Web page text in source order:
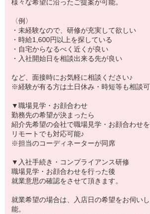
様々な希望に沿ったご提案が可能。
〈例〉
・未経験なので、研修が充実して欲しい
・時給1,600円以上を探している
・自宅からなるべく近くが良い
・入社開始日を相談出来る先が良い
など、面接時にお気軽に相談ください♪
※経験が有る方は土日休み・時短等も相談
▼職場見学・お顔合わせ
勤務先の希望が決まったら
紹介先希望の会社で職場見学・お顔合わせを
リモートでも対応可能♪
※担当のコーディネーターが同席
▼入社手続き・コンプライアンス研修
職場見学・お顔合わせを行った後
就業意思の確認をさせて頂きます。
就業希望の場合は、入店日の希望をお伺い
能。